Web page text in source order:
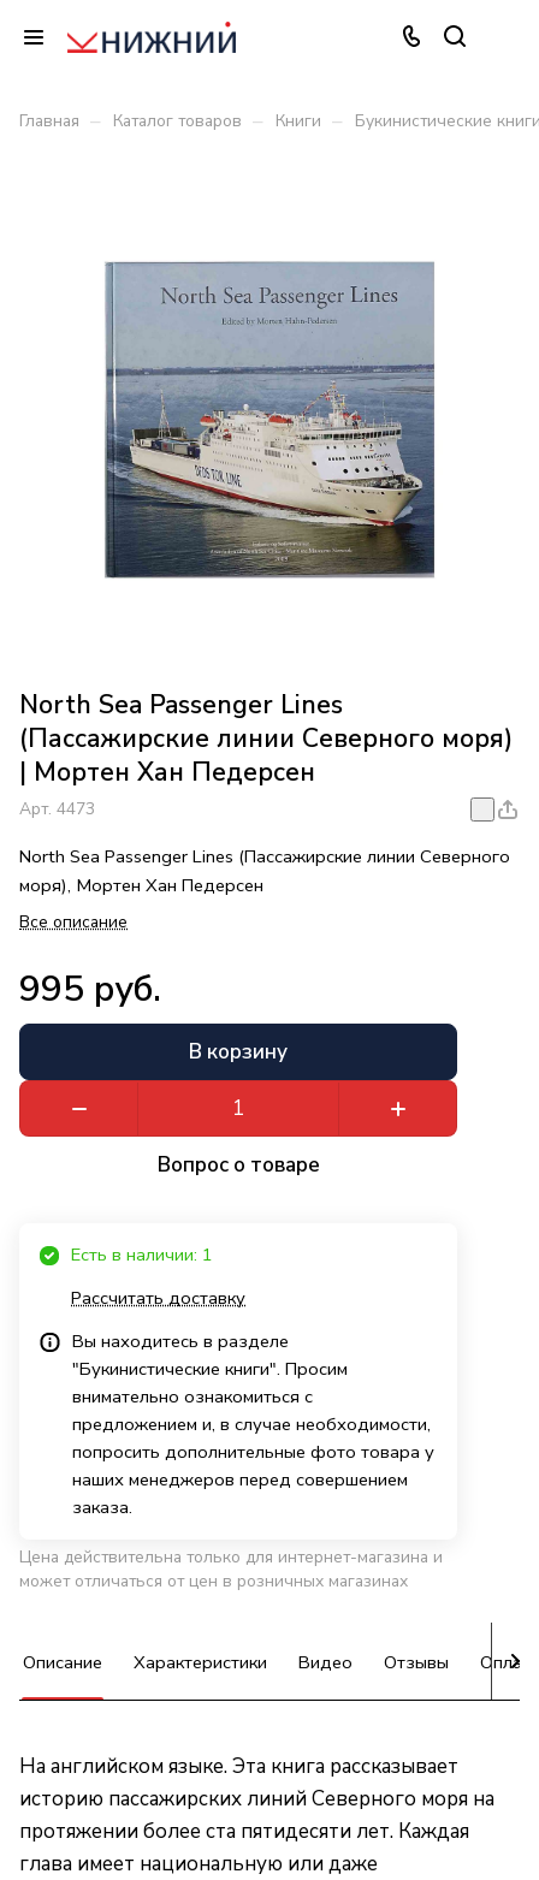
Главная – Каталог товаров – Книги – Букинистические
North Sea Passenger Lines
(Пассажирские линии Северного моря)
| Мортен Хан Педерсен
Арт. 4473
North Sea Passenger Lines (Пассажирские линии Северного
моря), Мортен Хан Педерсен
Все описание
995 руб.
В корзину
Вопрос о товаре
Есть в наличии: 1
Рассчитать доставку
Вы находитесь в разделе
"Букинистические книги". Просим
внимательно ознакомиться с
предложением и, в случае необходимости,
попросить дополнительные фото товара у
наших менеджеров перед совершением
заказа.
Цена действительна только для интернет-магазина и
может отличаться от цен в розничных магазинах
Описание Характеристики Видео Отзывы Оплата
На английском языке. Эта книга рассказывает
историю пассажирских линий Северного моря на
протяжении более ста пятидесяти лет. Каждая
глава имеет национальную или даже